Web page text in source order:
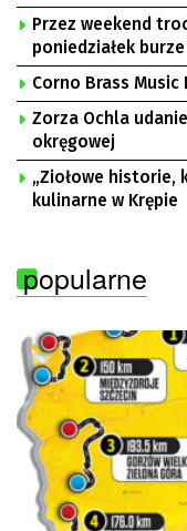
Przez weekend
poniedziałek burze
Corno Brass
Zorza Ochla
okręgowej
„Ziołowe historie,
kulinarne w Krępie
popularne